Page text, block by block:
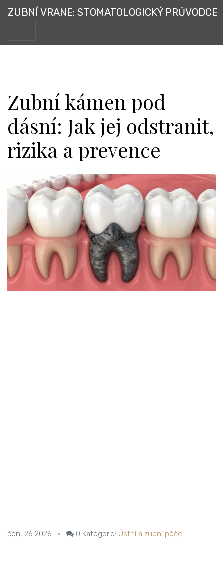
ZUBNÍ VRANE: STOMATOLOGICKÝ PRŮVODCE
Zubní kámen pod
dásní: Jak jej odstranit,
rizika a prevence
čen, 26 2026 • 0 Kategorie: Ústní a zubní péče